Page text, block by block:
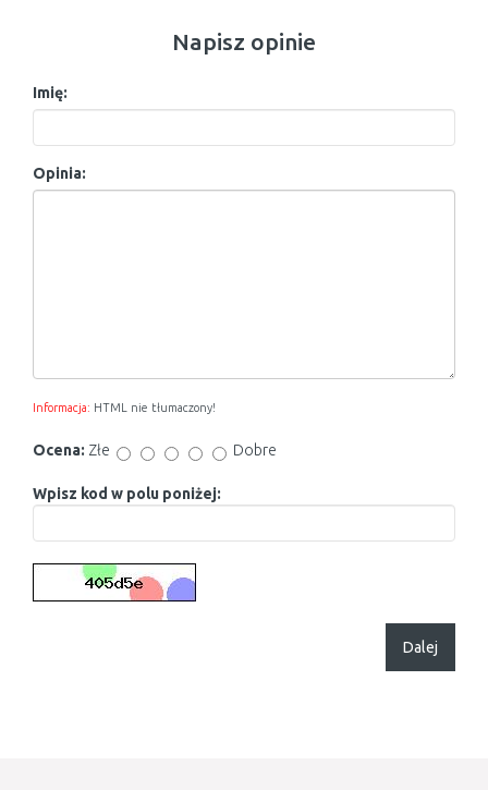
Napisz opinie
Imię:
Opinia:
Informacja: HTML nie tłumaczony!
Ocena: Złe Dobre
Wpisz kod w polu poniżej:
Dalej